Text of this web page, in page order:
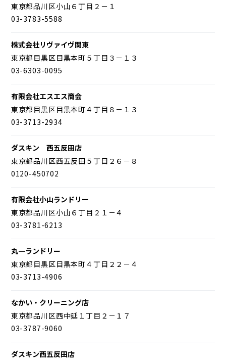
東京都品川区小山６丁目２－１
03-3783-5588
株式会社リヴァイヴ関東
東京都目黒区目黒本町５丁目３－１３
03-6303-0095
有限会社エスエス商会
東京都目黒区目黒本町４丁目８－１３
03-3713-2934
ダスキン 西五反田店
東京都品川区西五反田５丁目２６－８
0120-450702
有限会社小山ランドリー
東京都品川区小山６丁目２１－４
03-3781-6213
丸一ランドリー
東京都目黒区目黒本町４丁目２２－４
03-3713-4906
なかい・クリーニング店
東京都品川区西中延１丁目２－１７
03-3787-9060
ダスキン西五反田店